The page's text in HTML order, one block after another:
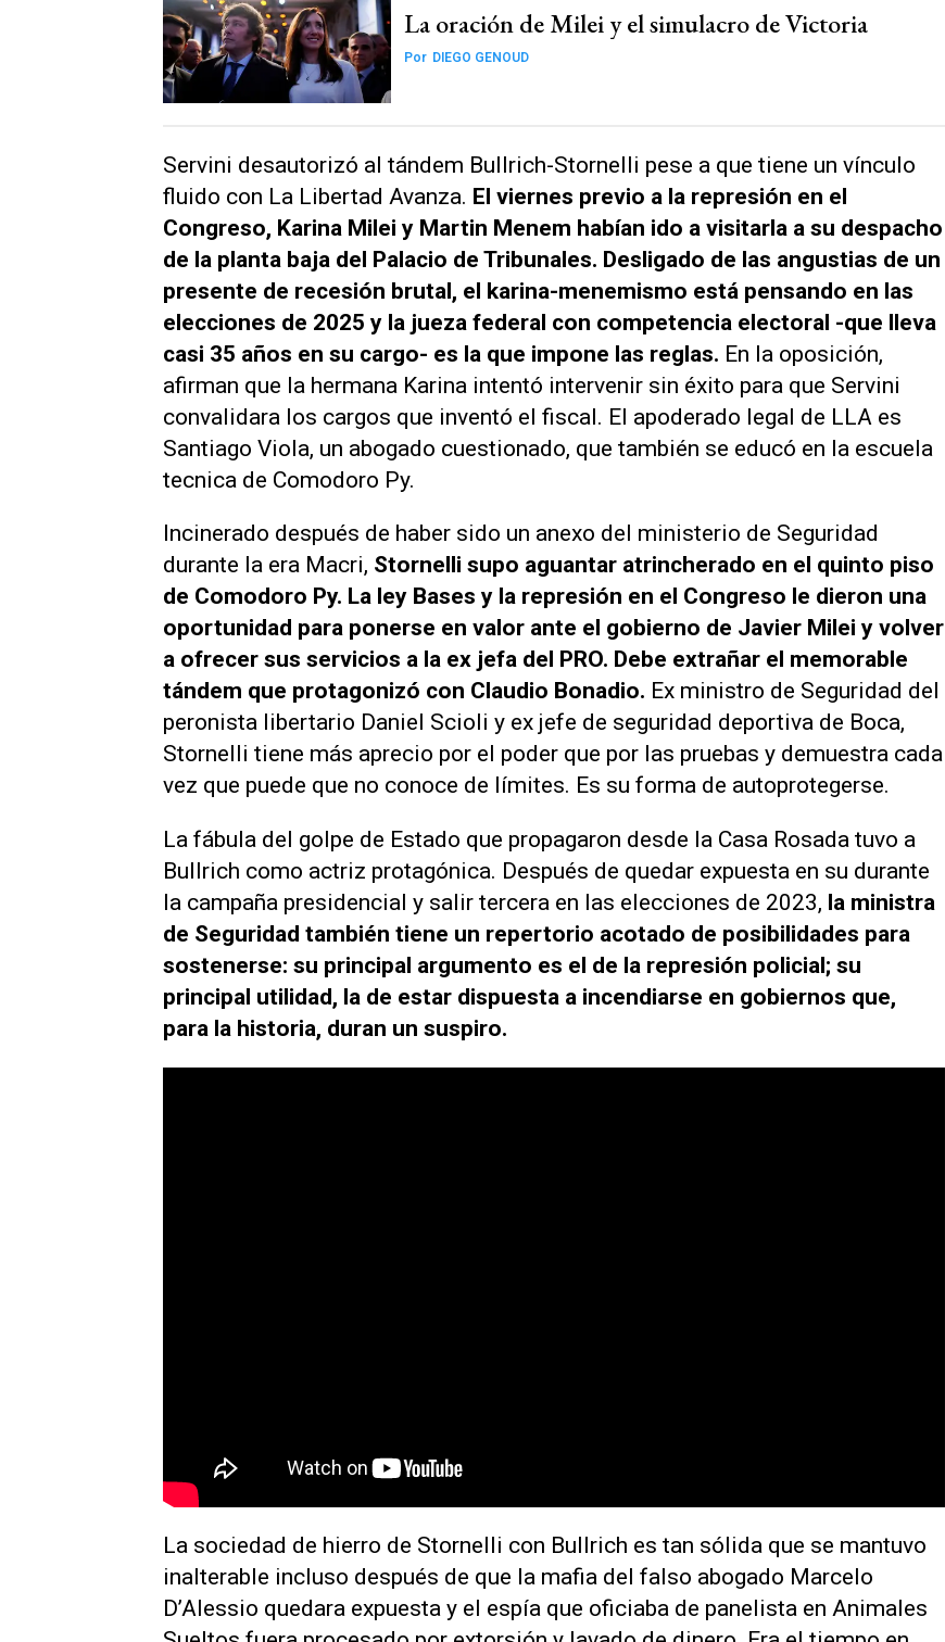
La oración de Milei y el simulacro de Victoria
Por DIEGO GENOUD
Servini desautorizó al tándem Bullrich-Stornelli pese a que tiene un vínculo
fluido con La Libertad Avanza. El viernes previo a la represión en el
Congreso, Karina Milei y Martin Menem habían ido a visitarla a su despacho
de la planta baja del Palacio de Tribunales. Desligado de las angustias de un
presente de recesión brutal, el karina-menemismo está pensando en las
elecciones de 2025 y la jueza federal con competencia electoral -que lleva
casi 35 años en su cargo- es la que impone las reglas. En la oposición,
afirman que la hermana Karina intentó intervenir sin éxito para que Servini
convalidara los cargos que inventó el fiscal. El apoderado legal de LLA es
Santiago Viola, un abogado cuestionado, que también se educó en la escuela
tecnica de Comodoro Py.
Incinerado después de haber sido un anexo del ministerio de Seguridad
durante la era Macri, Stornelli supo aguantar atrincherado en el quinto piso
de Comodoro Py. La ley Bases y la represión en el Congreso le dieron una
oportunidad para ponerse en valor ante el gobierno de Javier Milei y volver
a ofrecer sus servicios a la ex jefa del PRO. Debe extrañar el memorable
tándem que protagonizó con Claudio Bonadio. Ex ministro de Seguridad del
peronista libertario Daniel Scioli y ex jefe de seguridad deportiva de Boca,
Stornelli tiene más aprecio por el poder que por las pruebas y demuestra cada
vez que puede que no conoce de límites. Es su forma de autoprotegerse.
La fábula del golpe de Estado que propagaron desde la Casa Rosada tuvo a
Bullrich como actriz protagónica. Después de quedar expuesta en su durante
la campaña presidencial y salir tercera en las elecciones de 2023, la ministra
de Seguridad también tiene un repertorio acotado de posibilidades para
sostenerse: su principal argumento es el de la represión policial; su
principal utilidad, la de estar dispuesta a incendiarse en gobiernos que,
para la historia, duran un suspiro.
La sociedad de hierro de Stornelli con Bullrich es tan sólida que se mantuvo
inalterable incluso después de que la mafia del falso abogado Marcelo
D’Alessio quedara expuesta y el espía que oficiaba de panelista en Animales